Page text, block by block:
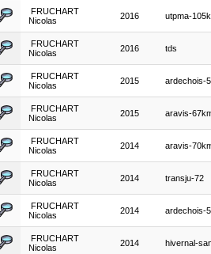
FRUCHART
Nicolas
2016 utpma-
FRUCHART
Nicolas
2016 tds
FRUCHART
Nicolas
2015 ardechois-
FRUCHART
Nicolas
2015 aravis-
FRUCHART
Nicolas
2014 aravis-
FRUCHART
Nicolas
2014 transju-72
FRUCHART
Nicolas
2014 ardechois-
FRUCHART
Nicolas
2014 hivernal-